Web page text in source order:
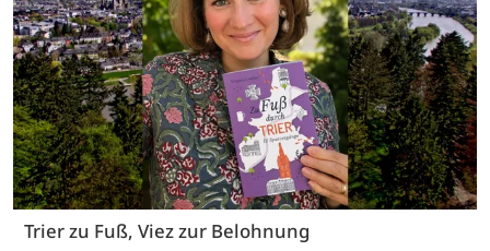
Trier zu Fuß, Viez zur Belohnung